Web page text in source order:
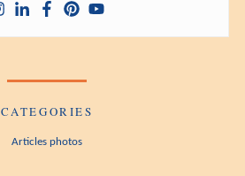
CATEGORIES
Articles photos